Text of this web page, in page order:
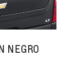
NEGRO